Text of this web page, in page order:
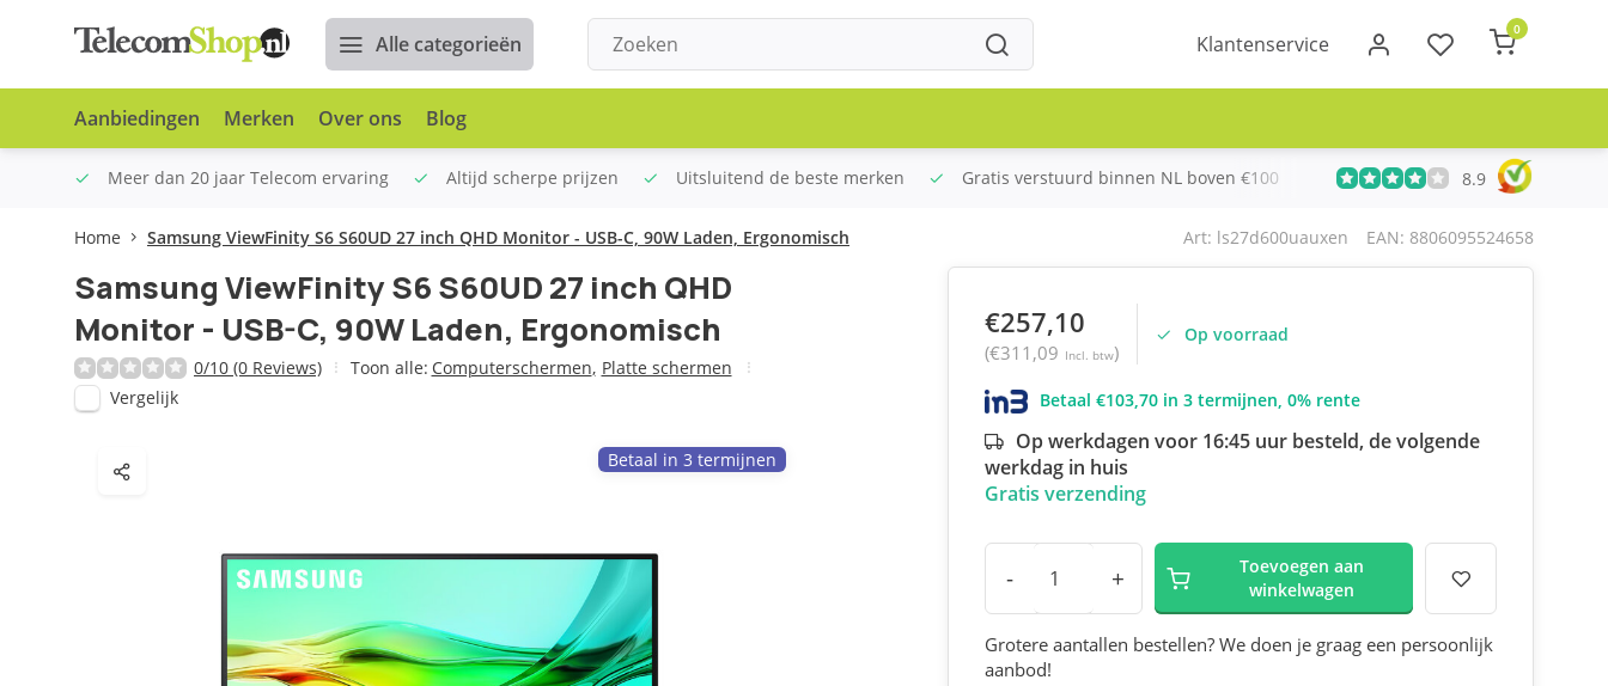
Alle categorieën Klantenservice
0
Aanbiedingen Merken Over ons Blog
Meer dan 20 jaar Telecom ervaring Altijd scherpe prijzen Uitsluitend de beste merken Gratis verstuurd binnen NL boven €100 Meer dan 20 jaar Telecom
8.9
Home Samsung ViewFinity S6 S60UD 27 inch QHD Monitor - USB-C, 90W Laden, Ergonomisch Art: ls27d600uauxen EAN: 8806095524658
Samsung ViewFinity S6 S60UD 27 inch QHD
Monitor - USB-C, 90W Laden, Ergonomisch
0/10 (0 Reviews) Toon alle: Computerschermen, Platte schermen
Vergelijk
Betaal in 3 termijnen
€257,10
(€311,09 Incl. btw)
Op voorraad
Betaal €103,70 in 3 termijnen, 0% rente
Op werkdagen voor 16:45 uur besteld, de volgende
werkdag in huis
Gratis verzending
- +
Toevoegen aan
winkelwagen
Grotere aantallen bestellen? We doen je graag een persoonlijk
aanbod!